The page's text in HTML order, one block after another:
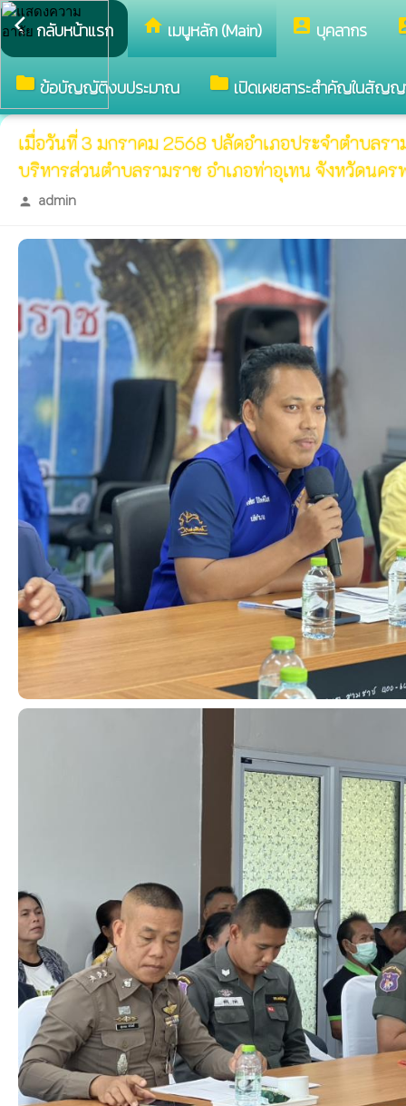
arrow_back_ios กลับหน้าแรก homeเมนูหลัก (Main) account_box บุคลากร
folder ข้อบัญญัติงบประมาณ folder เปิดเผยสาระสำคัญในสัญ
เมื่อวันที่ 3 มกราคม 2568 ปลัดอำเภอประจำตำบล
บริหารส่วนตำบลรามราช อำเภอท่าอุเทน จังหวัดนค
person admin